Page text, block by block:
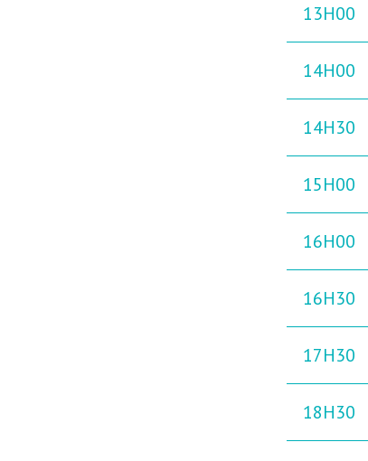
13H00
14H00
14H30
15H00
16H00
16H30
17H30
18H30